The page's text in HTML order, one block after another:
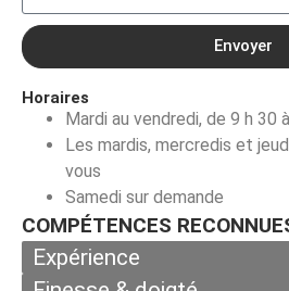
Envoyer
Horaires
Mardi au vendredi, de 9 h 30
Les mardis, mercredis et
vous
Samedi sur demande
COMPÉTENCES
Expérience